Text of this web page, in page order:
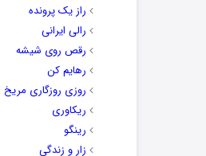
راز یک پرونده
رالی ایرانی
رقص روی شیشه
رهایم کن
روزی روزگاری مریخ
ریکاوری
رینگو
زار و زندگی